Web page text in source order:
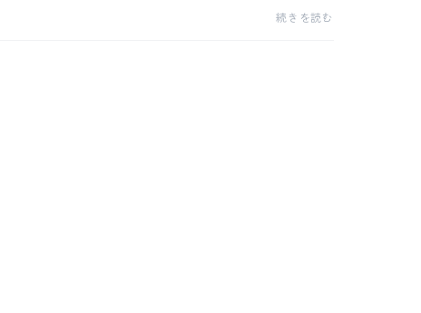
解いただきありがとうございました。おかげさまで多
続きを読む